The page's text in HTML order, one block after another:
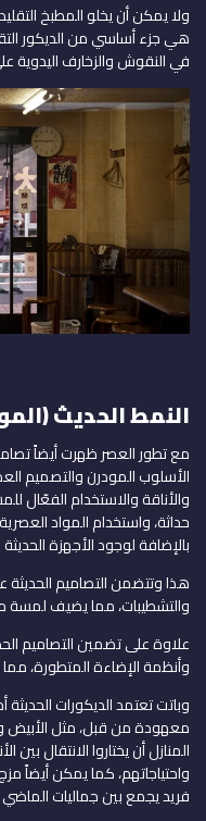
ولا يمكن أن يخلو المطبخ
هي جزء أساسي من الديكور
في النقوش والزخارف اليدوية
النمط الحديث
مع تطور العصر ظهرت أيضاً
الأسلوب المودرن والتصميم
والأناقة والاستخدام الفعّال
حداثة، واستخدام المواد
بالإضافة لوجود الأجهزة
هذا وتتضمن التصاميم الحديثة
والتشطيبات، مما يضيف لمسة
علاوة على تضمين التصاميم
وأنظمة الإضاءة المتطورة،
وباتت تعتمد الديكورات الحديثة
معهودة من قبل، مثل الأبيض
المنازل أن يختاروا الانتقال
واحتياجاتهم، كما يمكن أيضاً
فريد يجمع بين جماليات